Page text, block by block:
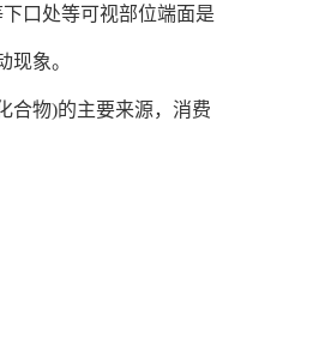
口处等可视部位端面是
象。
合物)的主要来源，消费